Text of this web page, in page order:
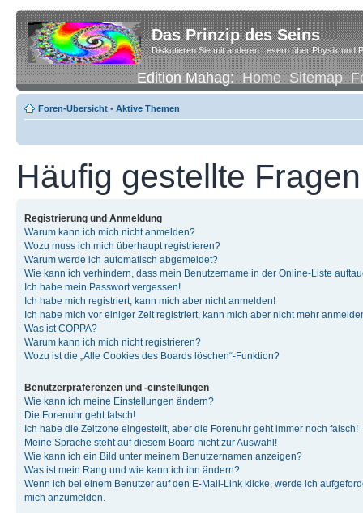
Das Prinzip des Seins
Diskutieren Sie mit anderen Lesern über Physik und
Edition Mahag:Home Sitemap
Foren-Übersicht • Aktive Themen
Häufig gestellte Fragen
Registrierung und Anmeldung
Warum kann ich mich nicht anmelden?
Wozu muss ich mich überhaupt registrieren?
Warum werde ich automatisch abgemeldet?
Wie kann ich verhindern, dass mein Benutzername in der Online-Liste
Ich habe mein Passwort vergessen!
Ich habe mich registriert, kann mich aber nicht anmelden!
Ich habe mich vor einiger Zeit registriert, kann mich aber nicht mehr
Was ist COPPA?
Warum kann ich mich nicht registrieren?
Wozu ist die „Alle Cookies des Boards löschen“-Funktion?
Benutzerpräferenzen und -einstellungen
Wie kann ich meine Einstellungen ändern?
Die Forenuhr geht falsch!
Ich habe die Zeitzone eingestellt, aber die Forenuhr geht immer noch falsch!
Meine Sprache steht auf diesem Board nicht zur Auswahl!
Wie kann ich ein Bild unter meinem Benutzernamen anzeigen?
Was ist mein Rang und wie kann ich ihn ändern?
Wenn ich bei einem Benutzer auf den E-Mail-Link klicke, werde ich
mich anzumelden.